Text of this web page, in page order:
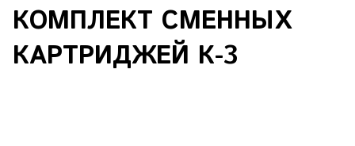
КОМПЛЕКТ СМЕННЫХ
КАРТРИДЖЕЙ К-3